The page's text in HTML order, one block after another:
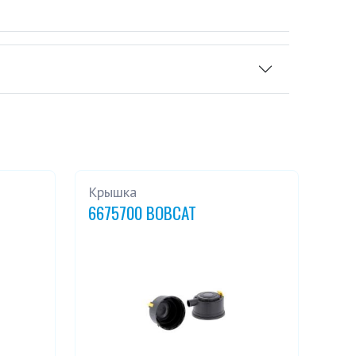
Крышка
6675700 BOBCAT